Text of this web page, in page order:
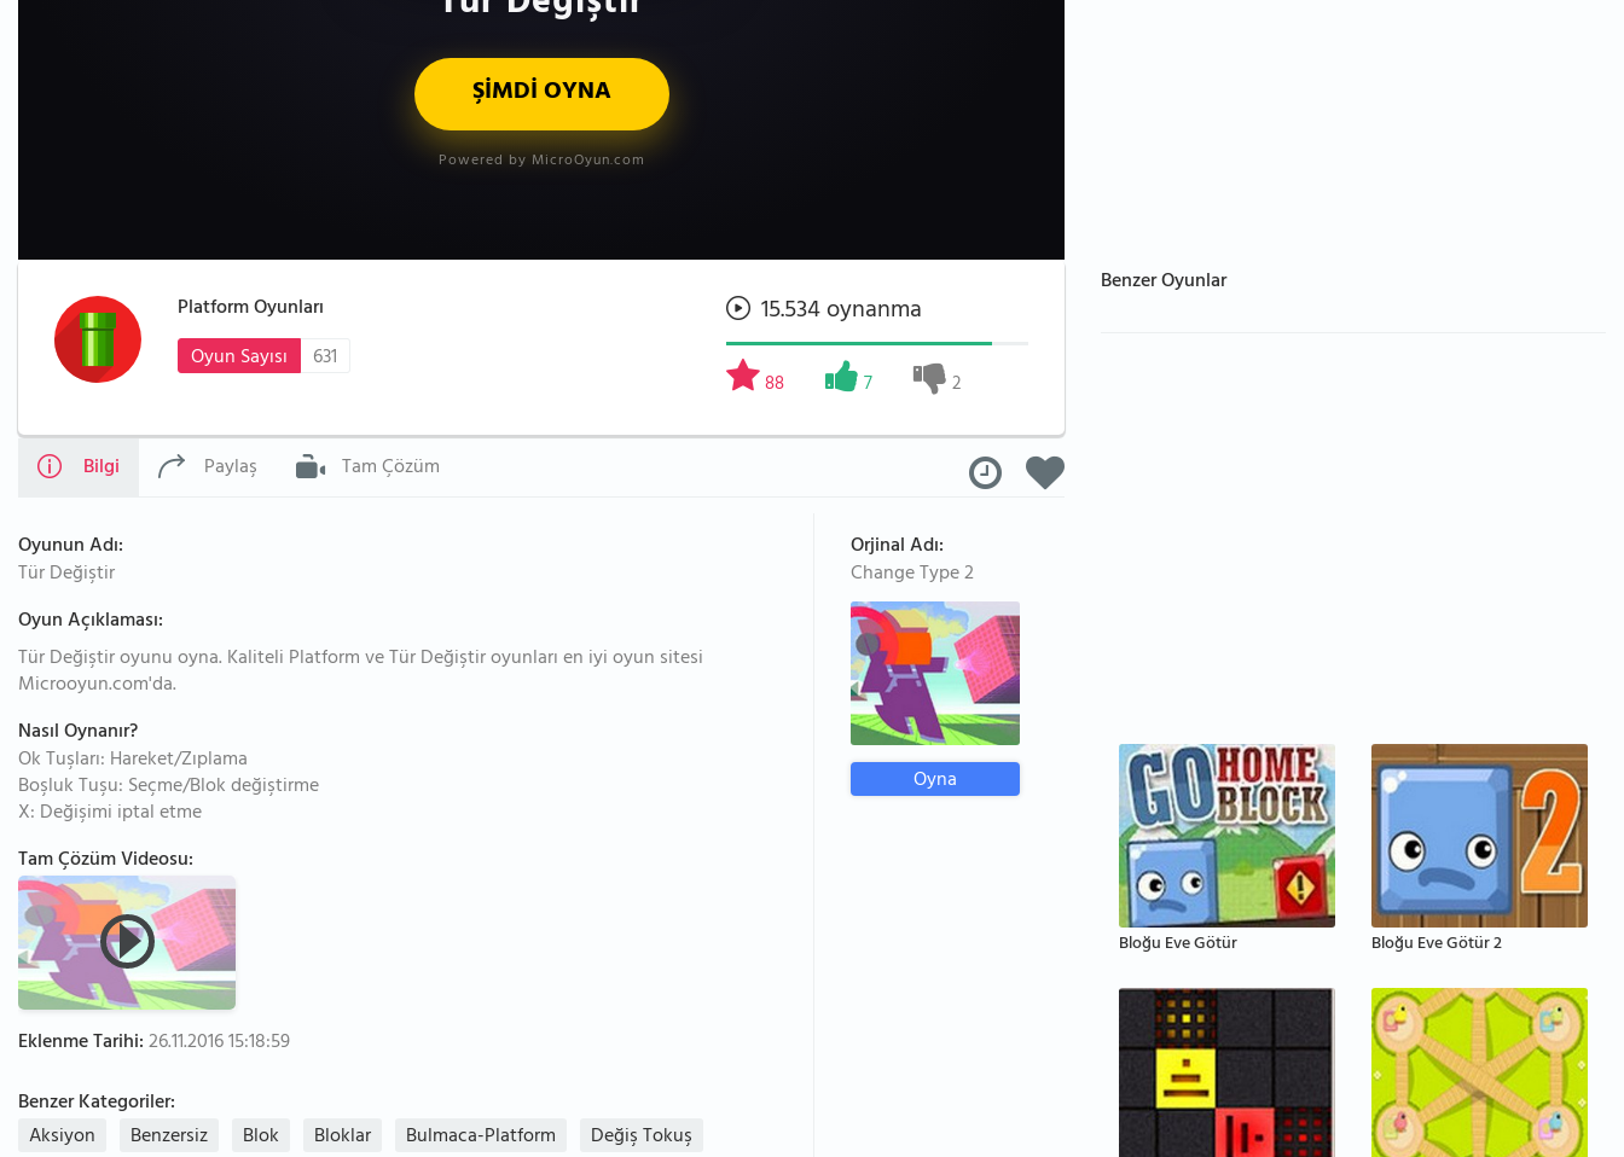
ŞİMDİ OYNA
Powered by MicroOyun.com
Platform Oyunları
Oyun Sayısı
631
15.534 oynanma
88 7 2
Bilgi Paylaş Tam Çözüm
Oyunun Adı:
Tür Değiştir
Oyun Açıklaması:
Tür Değiştir oyunu oyna. Kaliteli Platform ve Tür Değiştir oyunları en iyi oyun sitesi
Microoyun.com'da.
Nasıl Oynanır?
Ok Tuşları: Hareket/Zıplama
Boşluk Tuşu: Seçme/Blok değiştirme
X: Değişimi iptal etme
Tam Çözüm Videosu:
Eklenme Tarihi:26.11.2016 15:18:59
Benzer Kategoriler:
Aksiyon
Benzersiz Blok Bloklar Bulmaca-Platform
Değiş Tokuş
Orjinal Adı:
Change Type 2
Oyna
Benzer Oyunlar
Bloğu Eve Götür Bloğu Eve Götür 2